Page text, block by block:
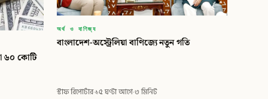
৬০ কোটি
অর্থ ও বাণিজ্য
বাংলাদেশ-অস্ট্রেলিয়া বাণিজ্যে নতুন গতি
স্টাফ রিপোর্টার·১৫ ঘণ্টা আগে·৩ মিনিট